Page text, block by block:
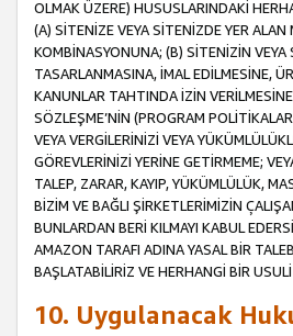
OLMAK ÜZERE) HUSUSLARINDAKİ
(A) SİTENİZE VEYA SİTENİZDE YER ALAN
KOMBİNASYONUNA; (B) SİTENİZİN VEYA
TASARLANMASINA, İMAL EDİLMESİNE,
KANUNLAR TAHTINDA İZİN
SÖZLEŞME’NİN (PROGRAM
VEYA VERGİLERİNİZİ VEYA
GÖREVLERİNİZİ YERİNE GETİRMEME;
TALEP, ZARAR, KAYIP, YÜKÜMLÜLÜK,
BİZİM VE BAĞLI ŞİRKETLERİMİZİN
BUNLARDAN BERİ KILMAYI KABUL
AMAZON TARAFI ADINA YASAL BİR
BAŞLATABİLİRİZ VE HERHANGİ BİR
10. Uygulanacak